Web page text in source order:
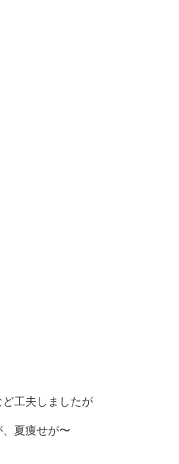
工夫しましたが
夏痩せが〜